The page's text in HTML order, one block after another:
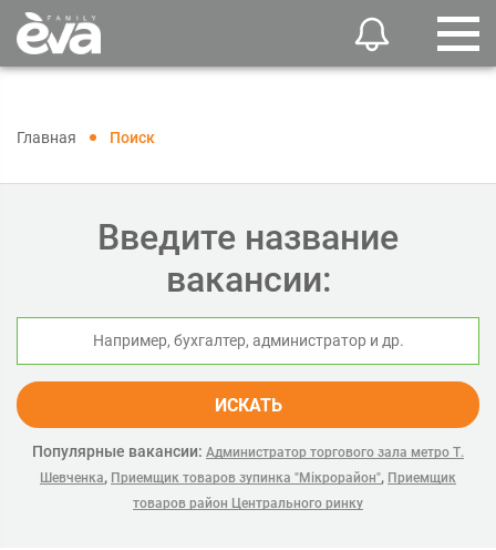
Главная Поиск
Введите название
вакансии:
ИСКАТЬ
Популярные вакансии: Администратор торгового зала метро Т.
Шевченка, Приемщик товаров зупинка "Мікрорайон", Приемщик
товаров район Центрального ринку